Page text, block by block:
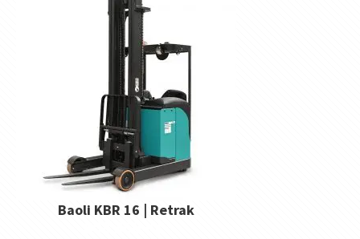
Baoli KBR 16 | Retrak